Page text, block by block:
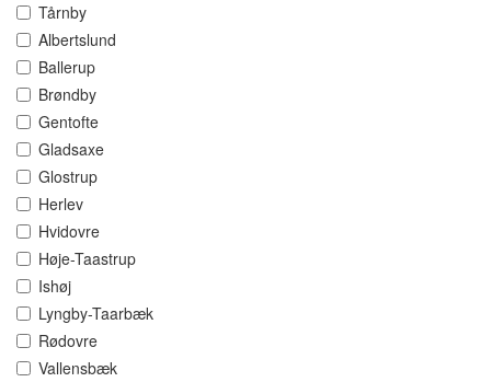
Tårnby
Albertslund
Ballerup
Brøndby
Gentofte
Gladsaxe
Glostrup
Herlev
Hvidovre
Høje-Taastrup
Ishøj
Lyngby-Taarbæk
Rødovre
Vallensbæk